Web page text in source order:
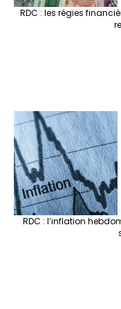
RDC : les régies
RDC : l’inflation